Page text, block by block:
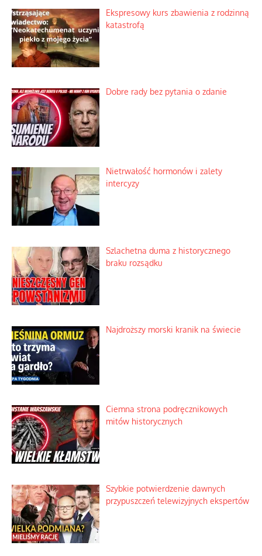
Ekspresowy kurs zbawienia z rodzinną
katastrofą
Dobre rady bez pytania o zdanie
Nietrwałość hormonów i zalety
intercyzy
Szlachetna duma z historycznego
braku rozsądku
Najdroższy morski kranik na świecie
Ciemna strona podręcznikowych
mitów historycznych
Szybkie potwierdzenie dawnych
przypuszczeń telewizyjnych ekspertów